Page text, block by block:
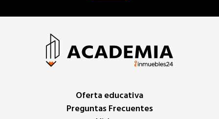
Oferta educativa
Preguntas Frecuentes